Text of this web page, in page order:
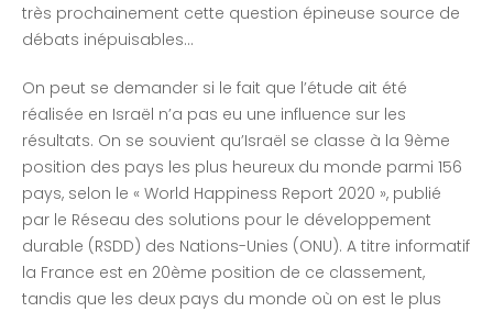
très prochainement cette question épineuse source de
débats inépuisables…
On peut se demander si le fait que l’étude ait été
réalisée en Israël n’a pas eu une influence sur les
résultats. On se souvient qu’Israël se classe à la 9ème
position des pays les plus heureux du monde parmi 156
pays, selon le « World Happiness Report 2020 », publié
par le Réseau des solutions pour le développement
durable (RSDD) des Nations-Unies (ONU). A titre informatif
la France est en 20ème position de ce classement,
tandis que les deux pays du monde où on est le plus